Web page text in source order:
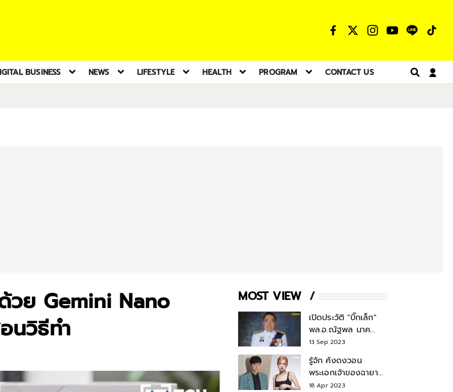
BUSINESS NEWS LIFESTYLE HEALTH PROGRAM CONTACT US
วย Gemini Nano
นวิธีทำ
MOST VIEW
เปิดประวัติ "บิ๊กเล็ก"
พล.อ.ณัฐพล นาค
พาณิชย์ จากเลขาฯ
สมช.-เลขาฯ
รมว.กลาโหม
13 Sep 2023
รู้จัก คังดงวอน
พระเอกเจ้าของฉายา
สมบัติแห่งชาติ หลังมี
18 Apr 2023